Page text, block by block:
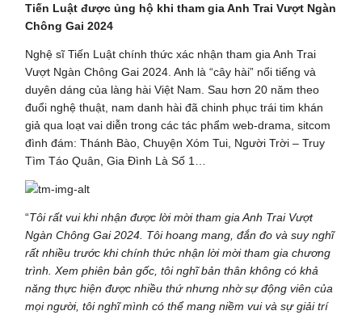
Tiến Luật được ủng hộ khi tham gia Anh Trai Vượt Ngàn
Chông Gai 2024
Nghệ sĩ Tiến Luật chính thức xác nhận tham gia Anh Trai
Vượt Ngàn Chông Gai 2024. Anh là “cây hài” nổi tiếng và
duyên dáng của làng hài Việt Nam. Sau hơn 20 năm theo
đuổi nghệ thuật, nam danh hài đã chinh phục trái tim khán
giả qua loạt vai diễn trong các tác phẩm web-drama, sitcom
đình đám: Thánh Bào, Chuyện Xóm Tui, Người Trời – Truy
Tìm Táo Quân, Gia Đình Là Số 1…
“Tôi rất vui khi nhận được lời mời tham gia Anh Trai Vượt
Ngàn Chông Gai 2024. Tôi hoang mang, đắn đo và suy nghĩ
rất nhiều trước khi chính thức nhận lời mời tham gia chương
trình. Xem phiên bản gốc, tôi nghĩ bản thân không có khả
năng thực hiện được nhiều thứ nhưng nhờ sự động viên của
mọi người, tôi nghĩ mình có thể mang niềm vui và sự giải trí